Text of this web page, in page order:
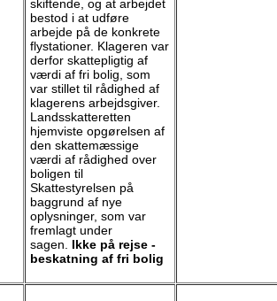
skiftende, og at arbejdet
bestod i at udføre
arbejde på de konkrete
flystationer. Klageren var
derfor skattepligtig af
værdi af fri bolig, som
var stillet til rådighed af
klagerens arbejdsgiver.
Landsskatteretten
hjemviste opgørelsen af
den skattemæssige
værdi af rådighed over
boligen til
Skattestyrelsen på
baggrund af nye
oplysninger, som var
fremlagt under
sagen. Ikke på rejse -
beskatning af fri bolig